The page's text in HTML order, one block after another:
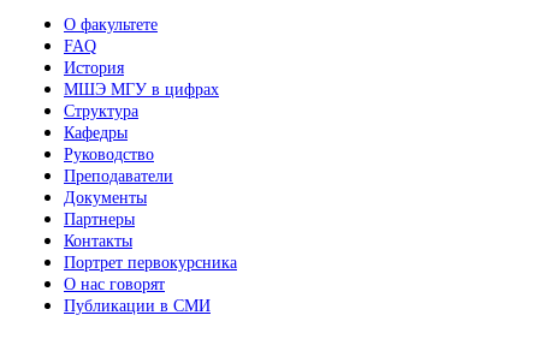
О факультете
FAQ
История
МШЭ МГУ в цифрах
Структура
Кафедры
Руководство
Преподаватели
Документы
Партнеры
Контакты
Портрет первокурсника
О нас говорят
Публикации в СМИ